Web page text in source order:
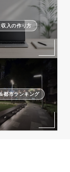
収入の作り方
都市ランキング